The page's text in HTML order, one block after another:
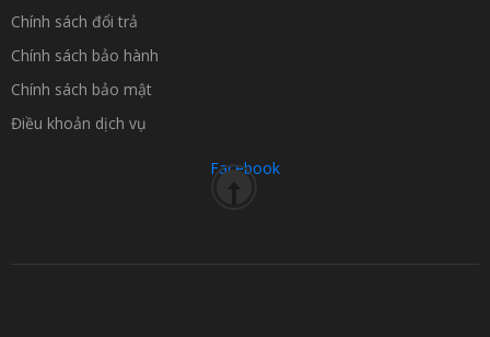
Chính sách đổi trả
Chính sách bảo hành
Chính sách bảo mật
Điều khoản dịch vụ
Facebook